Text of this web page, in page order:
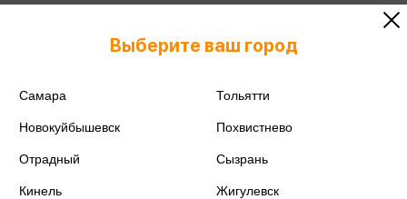
из любого знакомства
Вавилова Е.С.
магазинах:
Выберите ваш город
Самара Тольятти
Новокуйбышевск Похвистнево
Отрадный Сызрань
Кинель Жигулевск